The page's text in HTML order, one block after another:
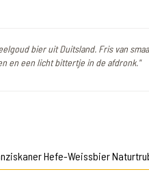
bier uit Duitsland. Fris van
en een licht bittertje in de afdronk."
Hefe-Weissbier